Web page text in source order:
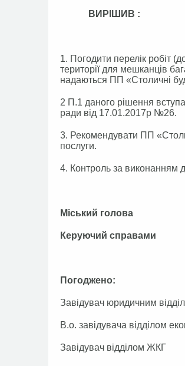
ВИРІШИВ :
1. Погодити перелік робіт
території для мешканців
надаються ПП «Столичні
2 П.1 даного рішення
ради від 17.01.2017р №26.
3. Рекомендувати ПП
послуги.
4. Контроль за виконанням
Міський
Керуючий
Погоджено:
Завідувач
В.о. завідувача
Завідувач